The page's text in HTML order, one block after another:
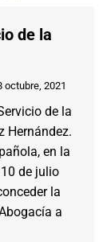
de la
octubre, 2021
de la
Hernández.
en la
de julio
la
a